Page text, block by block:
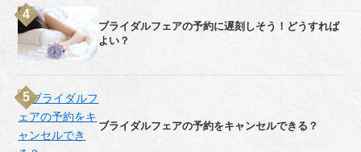
ブライダルフェアの予約に遅刻しそう！どうすれば
よい？
ブライダルフェアの予約をキャンセルできる？